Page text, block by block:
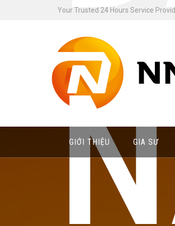
Your Trusted 24 Hours Service
GIỚI THIỆU GIA SƯ